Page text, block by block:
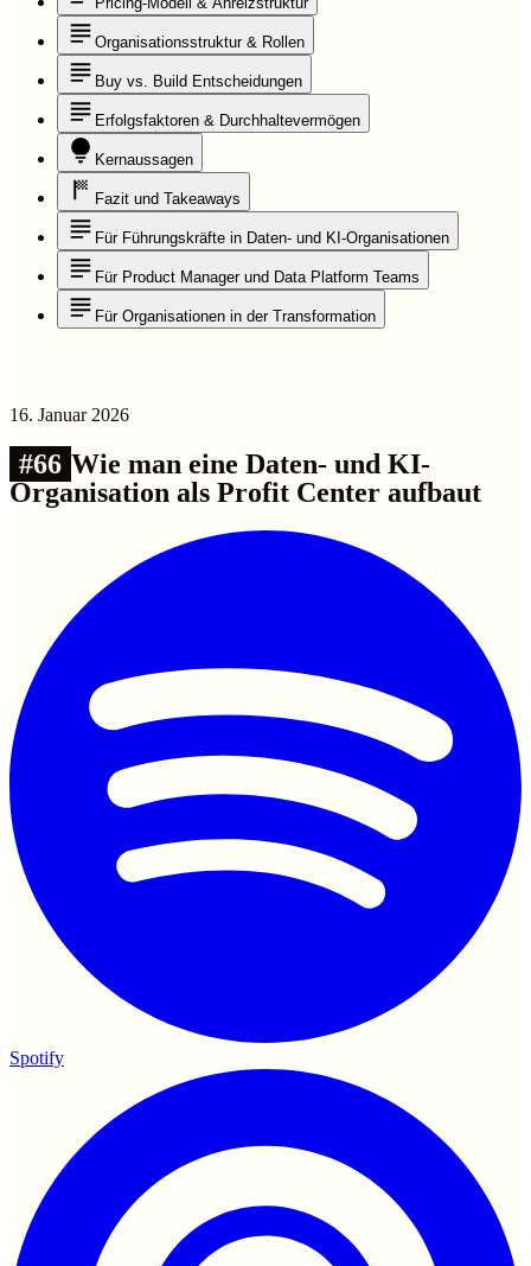
Organisationsstruktur & Rollen
Buy vs. Build Entscheidungen
Erfolgsfaktoren & Durchhaltevermögen
Kernaussagen
Fazit und Takeaways
Für Führungskräfte in Daten- und KI-Organisationen
Für Product Manager und Data Platform Teams
Für Organisationen in der Transformation
16. Januar 2026
#66 Wie man eine Daten- und KI-
Organisation als Profit Center aufbaut
Spotify